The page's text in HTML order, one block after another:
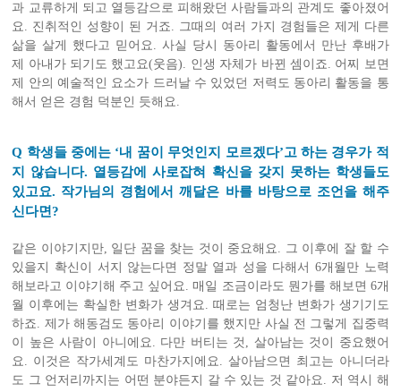
과 교류하게 되고 열등감으로 피해왔던 사람들과의 관계도 좋아졌어
요. 진취적인 성향이 된 거죠. 그때의 여러 가지 경험들은 제게 다른
삶을 살게 했다고 믿어요. 사실 당시 동아리 활동에서 만난 후배가
제 아내가 되기도 했고요(웃음). 인생 자체가 바뀐 셈이죠. 어찌 보면
제 안의 예술적인 요소가 드러날 수 있었던 저력도 동아리 활동을 통
해서 얻은 경험 덕분인 듯해요.
Q 학생들 중에는 ‘내 꿈이 무엇인지 모르겠다’고 하는 경우가 적
지 않습니다. 열등감에 사로잡혀 확신을 갖지 못하는 학생들도
있고요. 작가님의 경험에서 깨달은 바를 바탕으로 조언을 해주
신다면?
같은 이야기지만, 일단 꿈을 찾는 것이 중요해요. 그 이후에 잘 할 수
있을지 확신이 서지 않는다면 정말 열과 성을 다해서 6개월만 노력
해보라고 이야기해 주고 싶어요. 매일 조금이라도 뭔가를 해보면 6개
월 이후에는 확실한 변화가 생겨요. 때로는 엄청난 변화가 생기기도
하죠. 제가 해동검도 동아리 이야기를 했지만 사실 전 그렇게 집중력
이 높은 사람이 아니에요. 다만 버티는 것, 살아남는 것이 중요했어
요. 이것은 작가세계도 마찬가지에요. 살아남으면 최고는 아니더라
도 그 언저리까지는 어떤 분야든지 갈 수 있는 것 같아요. 저 역시 해